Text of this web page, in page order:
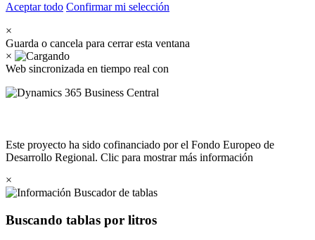
Aceptar todo Confirmar mi selección
×
Guarda o cancela para cerrar esta ventana
×
Web sincronizada en tiempo real con
Este proyecto ha sido cofinanciado por el Fondo Europeo de
Desarrollo Regional. Clic para mostrar más información
×
Buscador de tablas
Buscando tablas por litros